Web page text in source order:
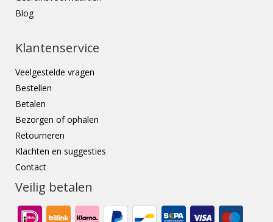
Blog
Klantenservice
Veelgestelde vragen
Bestellen
Betalen
Bezorgen of ophalen
Retourneren
Klachten en suggesties
Contact
Veilig betalen